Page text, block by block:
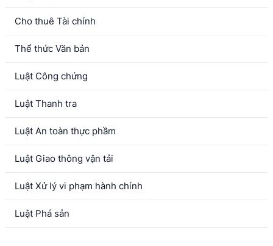
Cho thuê Tài chính
Thể thức Văn bản
Luật Công chứng
Luật Thanh tra
Luật An toàn thực phầm
Luật Giao thông vận tải
Luật Xử lý vi phạm hành chính
Luật Phá sản